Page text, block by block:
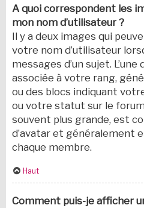
A quoi correspondent les
mon nom d’utilisateur ?
Il y a deux images qui
votre nom d’utilisateur
messages d’un sujet. L’une
associée à votre rang,
ou des blocs indiquant
ou votre statut sur le
souvent plus grande, est
d’avatar et généralement
chaque membre.
Haut
Comment puis-je afficher